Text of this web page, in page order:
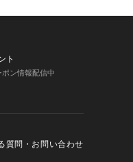
ト
ン情報配信中
質問・お問い合わせ